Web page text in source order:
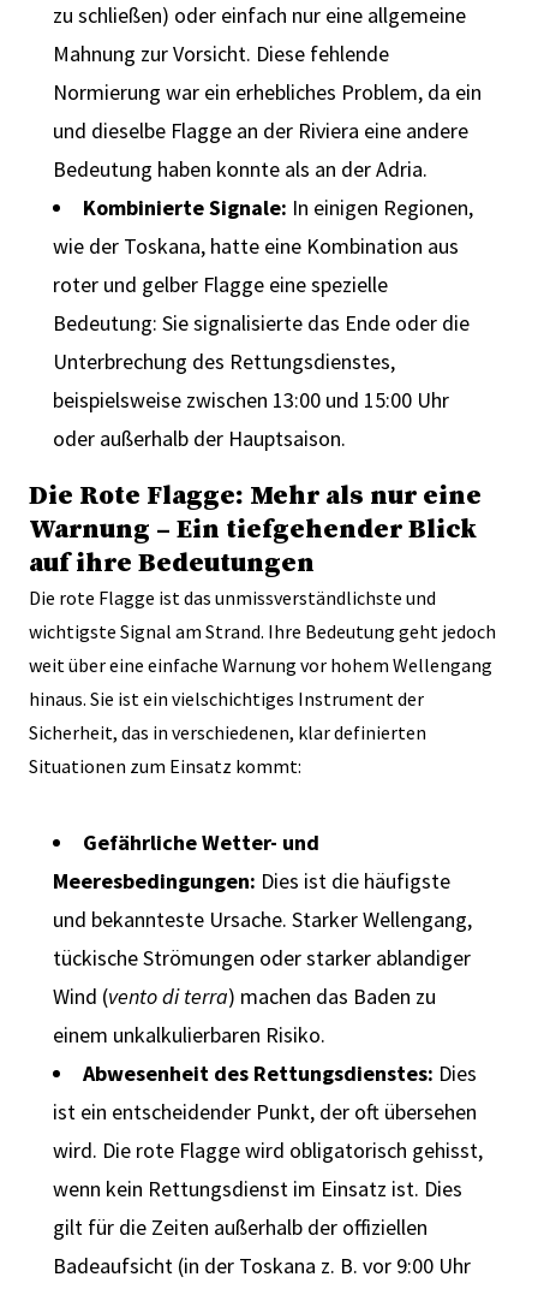
zu schließen) oder einfach nur eine allgemeine
Mahnung zur Vorsicht. Diese fehlende
Normierung war ein erhebliches Problem, da ein
und dieselbe Flagge an der Riviera eine andere
Bedeutung haben konnte als an der Adria.
Kombinierte Signale: In einigen Regionen,
wie der Toskana, hatte eine Kombination aus
roter und gelber Flagge eine spezielle
Bedeutung: Sie signalisierte das Ende oder die
Unterbrechung des Rettungsdienstes,
beispielsweise zwischen 13:00 und 15:00 Uhr
oder außerhalb der Hauptsaison.
Die Rote Flagge: Mehr als nur eine
Warnung – Ein tiefgehender Blick
auf ihre Bedeutungen
Die rote Flagge ist das unmissverständlichste und
wichtigste Signal am Strand. Ihre Bedeutung geht jedoch
weit über eine einfache Warnung vor hohem Wellengang
hinaus. Sie ist ein vielschichtiges Instrument der
Sicherheit, das in verschiedenen, klar definierten
Situationen zum Einsatz kommt:
Gefährliche Wetter- und
Meeresbedingungen: Dies ist die häufigste
und bekannteste Ursache. Starker Wellengang,
tückische Strömungen oder starker ablandiger
Wind (vento di terra) machen das Baden zu
einem unkalkulierbaren Risiko.
Abwesenheit des Rettungsdienstes: Dies
ist ein entscheidender Punkt, der oft übersehen
wird. Die rote Flagge wird obligatorisch gehisst,
wenn kein Rettungsdienst im Einsatz ist. Dies
gilt für die Zeiten außerhalb der offiziellen
Badeaufsicht (in der Toskana z. B. vor 9:00 Uhr